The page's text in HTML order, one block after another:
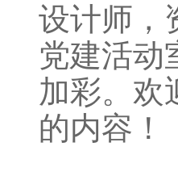
设计师，
党建活动
加彩。欢
的内容！